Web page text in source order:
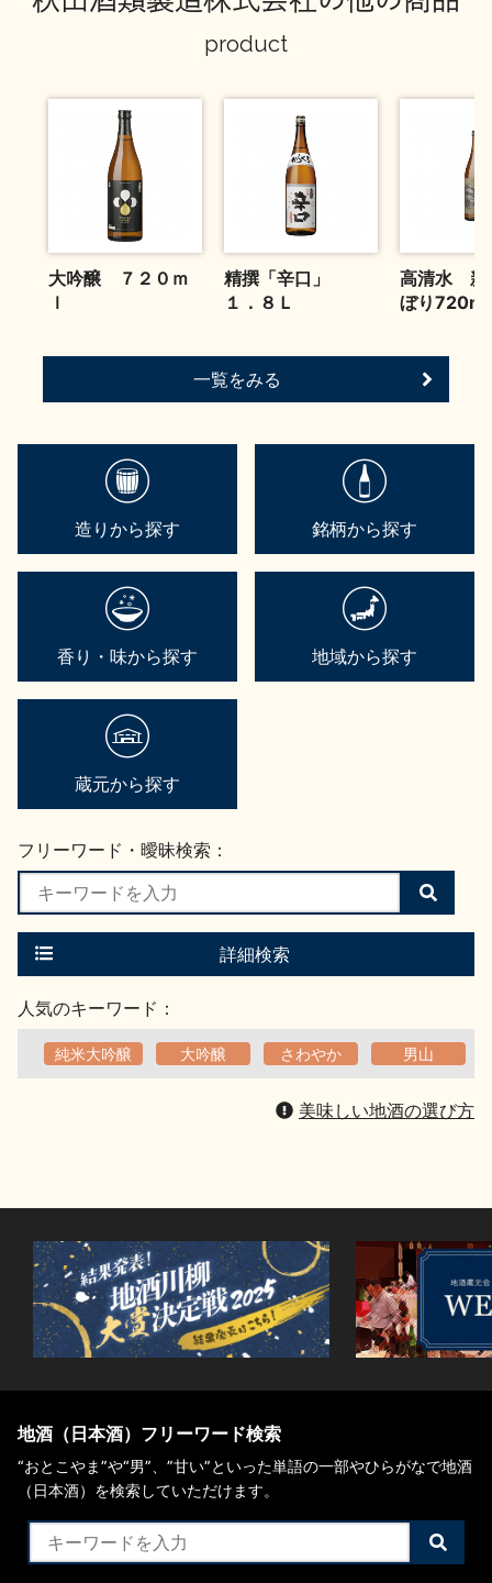
お問い合わせ
product
大吟醸 ７２０ｍ
ｌ
精撰「辛口」
１．８Ｌ
高清水 新
ぼり720ml
一覧をみる
造りから探す 銘柄から探す
香り・味から探す 地域から探す
蔵元から探す
フリーワード・曖昧検索：
検
索
す
詳細検索
人気のキーワード：
純米大吟醸 大吟醸 さわやか 男山
美味しい地酒の選び方
地酒（日本酒）フリーワード検索
“おとこやま”や“男”、”甘い”といった単語の一部やひらがなで地酒
（日本酒）を検索していただけます。
検
索